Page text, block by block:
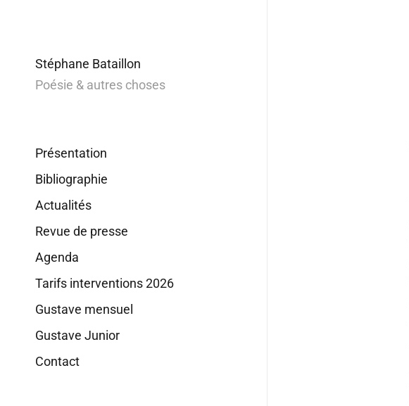
Stéphane Bataillon
Poésie & autres choses
Présentation
Bibliographie
Actualités
Revue de presse
Agenda
Tarifs interventions 2026
Gustave mensuel
Gustave Junior
Contact